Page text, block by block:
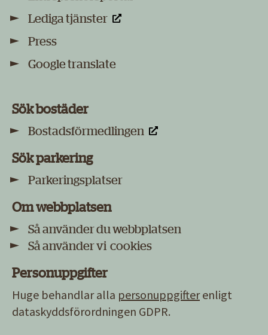
Lediga tjänster
Press
Google translate
Sök bostäder
Bostadsförmedlingen
Sök parkering
Parkeringsplatser
Om webbplatsen
Så använder du webbplatsen
Så använder vi cookies
Personuppgifter
Huge behandlar alla personuppgifterenligt
dataskyddsförordningen GDPR.